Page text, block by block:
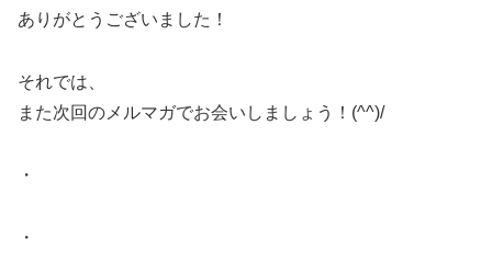
ありがとうございました！
それでは、
また次回のメルマガでお会いしましょう！(^^)/
・
・